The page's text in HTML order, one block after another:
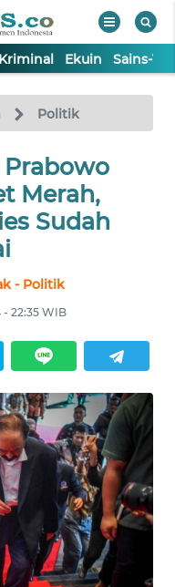
Kriminal Ekuin Sains-
Politik
Merah,
Sudah
- Politik
22:35 WIB